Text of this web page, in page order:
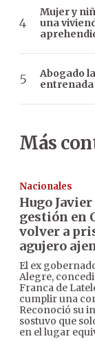
Mujer y
una
Abogado
entrenada
Más
Nacionales
Hugo
gestión en
volver a
agujero
El ex
Alegre,
Franca de
cumplir una
Reconoció su
sostuvo que
en el lugar